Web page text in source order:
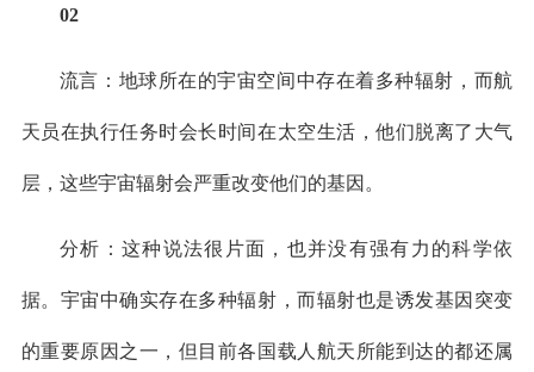
02
流言：地球所在的宇宙空间中存在着多种辐射，而航
天员在执行任务时会长时间在太空生活，他们脱离了大气
层，这些宇宙辐射会严重改变他们的基因。
分析：这种说法很片面，也并没有强有力的科学依
据。宇宙中确实存在多种辐射，而辐射也是诱发基因突变
的重要原因之一，但目前各国载人航天所能到达的都还属